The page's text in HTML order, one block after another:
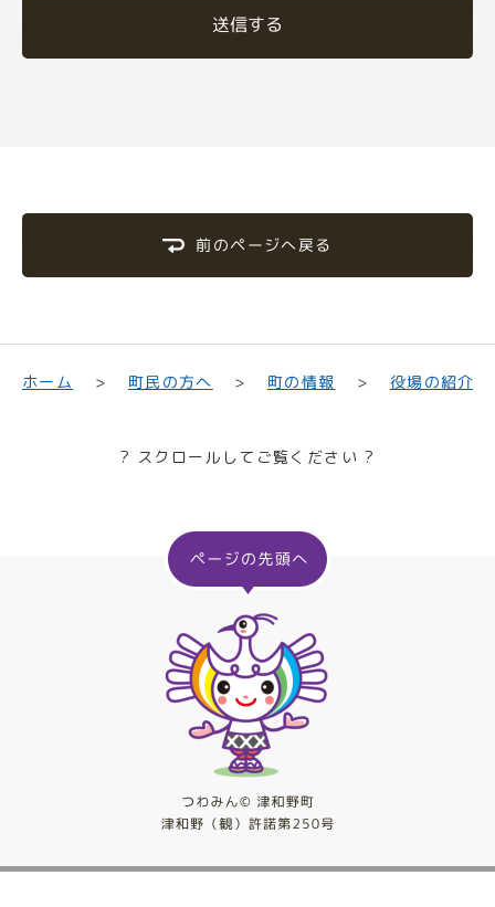
送信する
前のページへ戻る
ホーム 町民の方へ 町の情報 役場の紹介
? スクロールしてご覧ください ?